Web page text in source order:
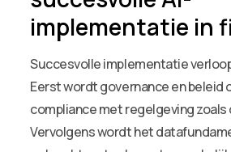
implementatie in
Succesvolle implementatie
Eerst wordt governance en beleid
compliance met regelgeving zoals
Vervolgens wordt het